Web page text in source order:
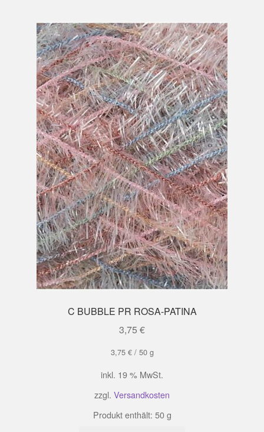
C BUBBLE PR ROSA-PATINA
3,75 €
3,75 €/ 50 g
inkl. 19 % MwSt.
zzgl. Versandkosten
Produkt enthält: 50g